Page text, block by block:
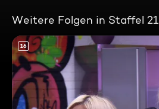
Weitere Folgen in Staffel 21
16